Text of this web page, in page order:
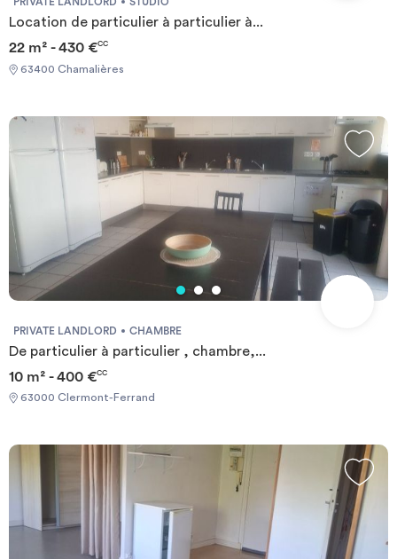
Location de particulier à particulier à...
22 m² - 430 €CC
63400 Chamalières
PRIVATE LANDLORD CHAMBRE
De particulier à particulier , chambre,...
10 m² - 400 €CC
63000 Clermont-Ferrand